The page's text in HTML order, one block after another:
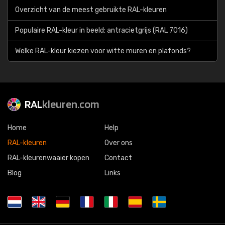
Overzicht van de meest gebruikte RAL-kleuren
Populaire RAL-kleur in beeld: antracietgrijs (RAL 7016)
Welke RAL-kleur kiezen voor witte muren en plafonds?
RALkleuren.com
Home
RAL-kleuren
RAL-kleurenwaaier kopen
Blog
Help
Over ons
Contact
Links